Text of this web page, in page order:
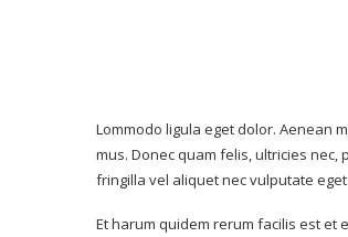
Lommodo ligula eget dolor. Aenean
mus. Donec quam felis, ultricies
fringilla vel aliquet nec vulputate
Et harum quidem rerum facilis est et